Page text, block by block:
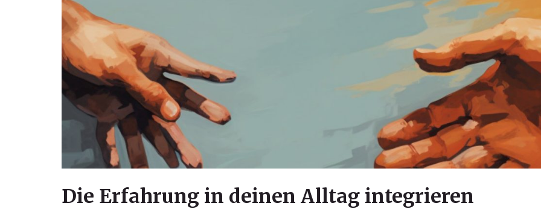
Die Erfahrung in deinen Alltag integrieren